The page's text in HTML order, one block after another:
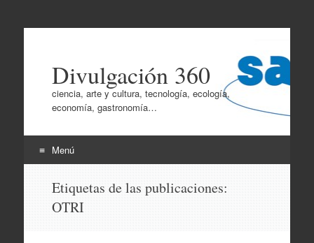
Divulgación 360
ciencia, arte y cultura, tecnología, ecología,
economía, gastronomía…
Menú
contenido
Etiquetas de las publicaciones:
OTRI